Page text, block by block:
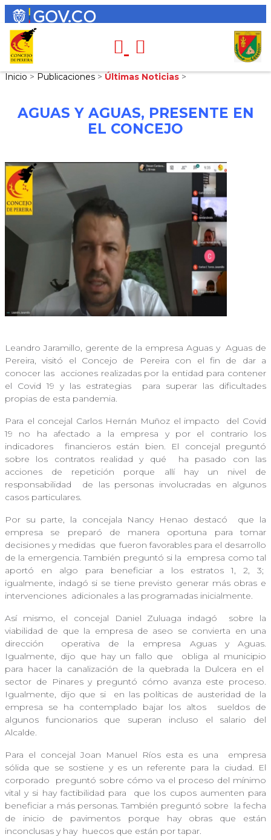
Inicio > Publicaciones > Últimas Noticias >
AGUAS Y AGUAS, PRESENTE EN
EL CONCEJO
Leandro Jaramillo, gerente de la empresa Aguas y Aguas de
Pereira, visitó el Concejo de Pereira con el fin de dar a
conocer las
acciones realizadas por la entidad para contener
el Covid 19 y las estrategias
para superar las dificultades
propias de esta pandemia.
Para el concejal Carlos Hernán Muñoz el impacto
del Covid
19 no ha afectado a la empresa y por el contrario los
indicadores
financieros están bien. El concejal preguntó
sobre los contratos realidad y qué
ha pasado con las
acciones de repetición porque allí hay un nivel de
responsabilidad
de las personas involucradas en algunos
casos particulares.
Por su parte, la concejala Nancy Henao destacó
que la
empresa se preparó de manera oportuna para tomar
decisiones y medidas que fueron favorables para el desarrollo
de la emergencia. También preguntó si la
empresa como tal
aportó en algo para beneficiar a los estratos 1, 2, 3;
igualmente, indagó si se tiene previsto generar más obras e
intervenciones adicionales a las programadas inicialmente.
Así mismo, el concejal Daniel Zuluaga indagó
sobre la
viabilidad de que la empresa de aseo se convierta en una
dirección
operativa de la empresa Aguas y Aguas.
Igualmente, dijo que hay un fallo que
obliga al municipio
para hacer la canalización de la quebrada la Dulcera en el
sector de Pinares y preguntó cómo avanza este proceso.
Igualmente, dijo que si
en las políticas de austeridad de la
empresa se ha contemplado bajar los altos
sueldos de
algunos funcionarios que superan incluso el salario del
Alcalde.
Para el concejal Joan Manuel Ríos esta es una
empresa
sólida que se sostiene y es un referente para la ciudad. El
corporado
preguntó sobre cómo va el proceso del mínimo
vital y si hay factibilidad para
que los cupos aumenten para
beneficiar a más personas. También preguntó sobre
la fecha
de inicio de pavimentos porque hay obras que están
inconclusas y hay huecos que están por tapar.